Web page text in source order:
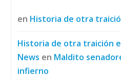
en Historia de otra
Historia de otra traición
News en Maldito
infierno